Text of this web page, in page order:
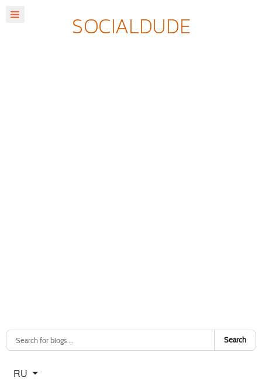
Search
Select your language
RU